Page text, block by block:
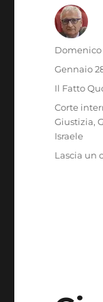
Autore
Domenico
Pubblicato
il
Gennaio
Categorie
Il Fatto
Tag
Corte
Giustizia,
Israele
Lascia un